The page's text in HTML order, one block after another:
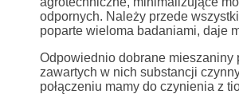
odpornych. Należy przede
poparte wieloma badaniami, daje
Odpowiednio dobrane mieszaniny
zawartych w nich substancji
połączeniu mamy do czynienia z